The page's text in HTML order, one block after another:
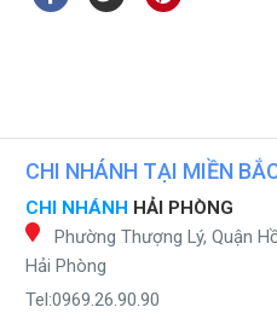
CHI NHÁNH TẠI MIỀN
CHI NHÁNH HẢI PHÒNG
Phường Thượng Lý, Quận
Hải Phòng
Tel:0969.26.90.90